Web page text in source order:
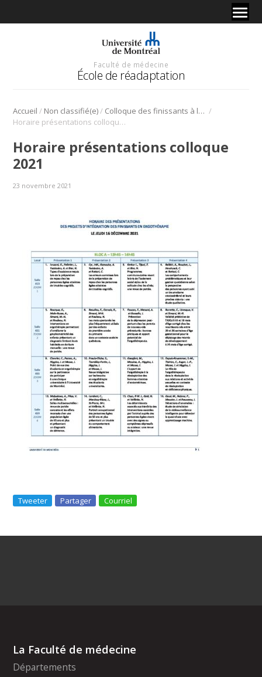
Faculté de médecine
École de réadaptation
Accueil / Non classifié(e)/ Colloque des finissants à la Maîtrise en ergothérapie /
Horaire présentations colloque 2021
Horaire présentations colloque
2021
23 novembre 2021
Tweeter Partager Courriel
La Faculté de médecine
Départements